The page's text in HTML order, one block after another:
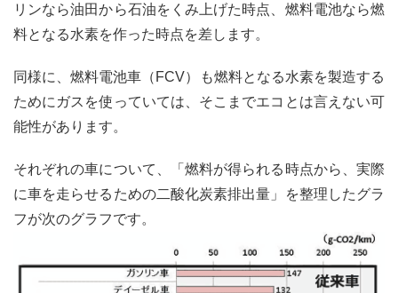
リンなら油田から石油をくみ上げた時点、燃料電池なら燃
料となる水素を作った時点を差します。
同様に、燃料電池車（FCV）も燃料となる水素を製造する
ためにガスを使っていては、そこまでエコとは言えない可
能性があります。
それぞれの車について、「燃料が得られる時点から、実際
に車を走らせるための二酸化炭素排出量」を整理したグラ
フが次のグラフです。